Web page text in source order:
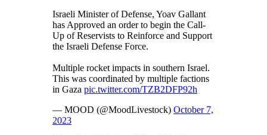
Israeli Minister of Defense, Yoav Gallant
has Approved an order to begin the Call-
Up of Reservists to Reinforce and Support
the Israeli Defense Force.
Multiple rocket impacts in southern Israel.
This was coordinated by multiple factions
in Gaza pic.twitter.com/TZB2DFP92h
— MOOD (@MoodLivestock) October 7,
2023